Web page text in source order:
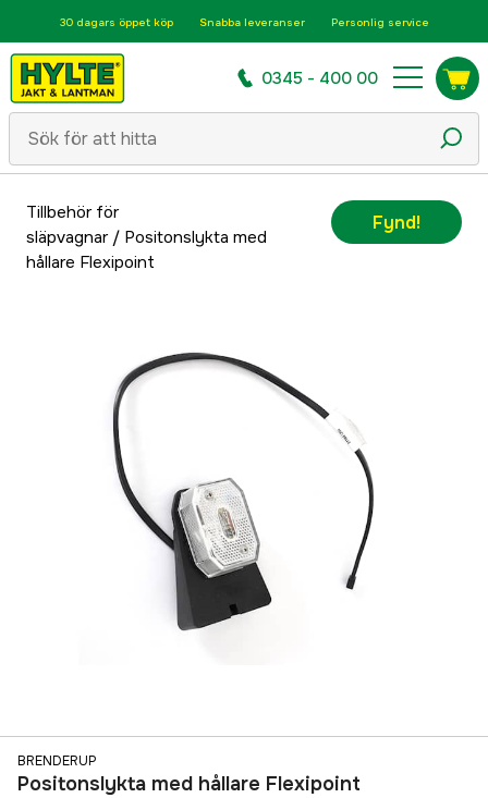
30 dagars öppet köp Snabba leveranser Personlig service
0345 - 400 00
Tillbehör för
släpvagnar/ Positonslykta med
hållare Flexipoint
Fynd!
BRENDERUP
Positonslykta med hållare Flexipoint